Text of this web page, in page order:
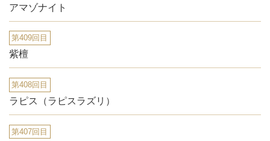
アマゾナイト
第409回目
紫檀
第408回目
ラピス（ラピスラズリ）
第407回目